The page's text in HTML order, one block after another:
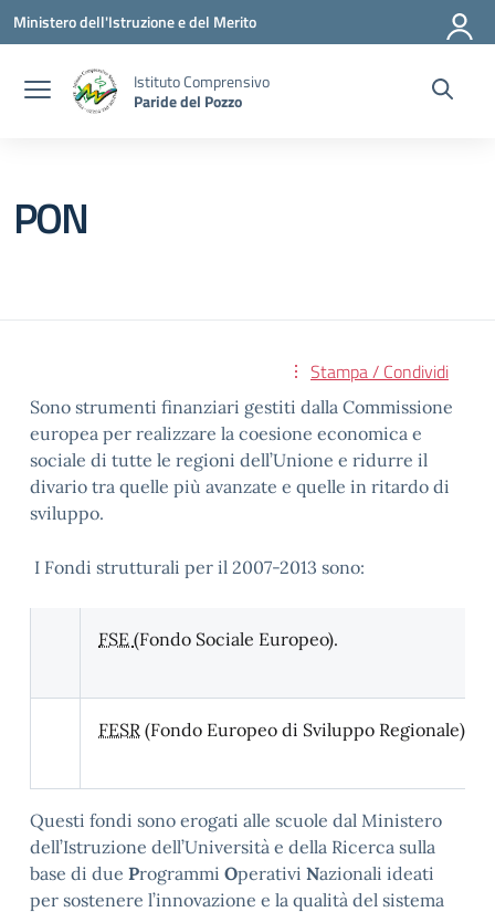
Vai ai contenuti
Vai al menu di navigazione
Vai al footer
Ministero dell'Istruzione e del Merito
Istituto Comprensivo
Paride del Pozzo
PON
Stampa / Condividi
Sono strumenti finanziari gestiti dalla Commissione
europea per realizzare la coesione economica e
sociale di tutte le regioni dell’Unione e ridurre il
divario tra quelle più avanzate e quelle in ritardo di
sviluppo.
I Fondi strutturali per il 2007-2013 sono:
FSE (Fondo Sociale Europeo).
FESR (Fondo Europeo di Sviluppo Regionale)
Questi fondi sono erogati alle scuole dal Ministero
dell’Istruzione dell’Università e della Ricerca sulla
base di due Programmi Operativi Nazionali ideati
per sostenere l’innovazione e la qualità del sistema